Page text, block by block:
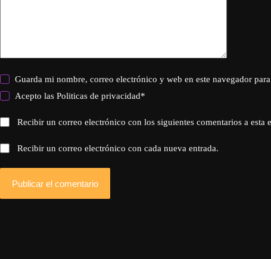
Guarda mi nombre, correo electrónico y web en este navegador
Acepto lasPoliticas de privacidad*
Recibir un correo electrónico con los siguientes comentarios a esta
Recibir un correo electrónico con cada nueva entrada.
Publicar el comentario